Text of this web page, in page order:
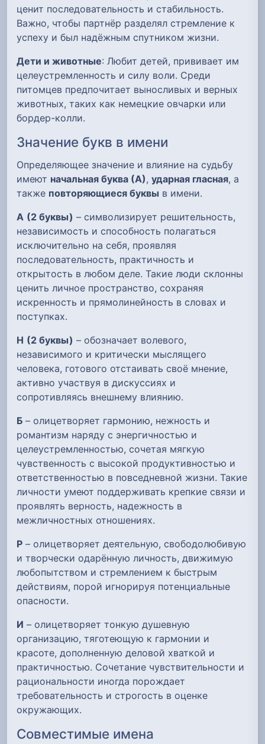
ценит последовательность и стабильность.
Важно, чтобы партнёр разделял стремление к
успеху и был надёжным спутником жизни.
Дети и животные: Любит детей, прививает им
целеустремленность и силу воли. Среди
питомцев предпочитает выносливых и верных
животных, таких как немецкие овчарки или
бордер-колли.
Значение букв в имени
Определяющее значение и влияние на судьбу
имеют начальная буква (А), ударная гласная, а
также повторяющиеся буквы в имени.
А (2 буквы) – символизирует решительность,
независимость и способность полагаться
исключительно на себя, проявляя
последовательность, практичность и
открытость в любом деле. Такие люди склонны
ценить личное пространство, сохраняя
искренность и прямолинейность в словах и
поступках.
Н (2 буквы) – обозначает волевого,
независимого и критически мыслящего
человека, готового отстаивать своё мнение,
активно участвуя в дискуссиях и
сопротивляясь внешнему влиянию.
Б – олицетворяет гармонию, нежность и
романтизм наряду с энергичностью и
целеустремленностью, сочетая мягкую
чувственность с высокой продуктивностью и
ответственностью в повседневной жизни. Такие
личности умеют поддерживать крепкие связи и
проявлять верность, надежность в
межличностных отношениях.
Р – олицетворяет деятельную, свободолюбивую
и творчески одарённую личность, движимую
любопытством и стремлением к быстрым
действиям, порой игнорируя потенциальные
опасности.
И – олицетворяет тонкую душевную
организацию, тяготеющую к гармонии и
красоте, дополненную деловой хваткой и
практичностью. Сочетание чувствительности и
рациональности иногда порождает
требовательность и строгость в оценке
окружающих.
Совместимые имена